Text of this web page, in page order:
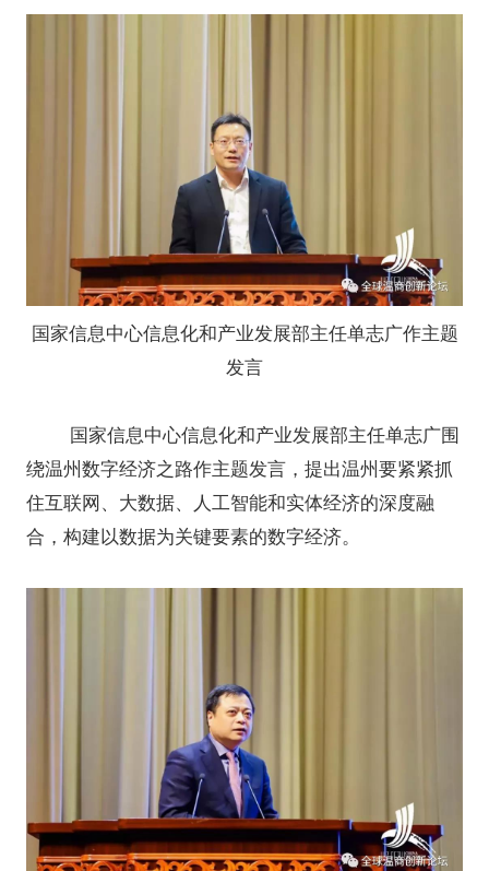
国家信息中心信息化和产业发展部主任单志广作主题
发言
国家信息中心信息化和产业发展部主任单志广围
绕温州数字经济之路作主题发言，提出温州要紧紧抓
住互联网、大数据、人工智能和实体经济的深度融
合，构建以数据为关键要素的数字经济。